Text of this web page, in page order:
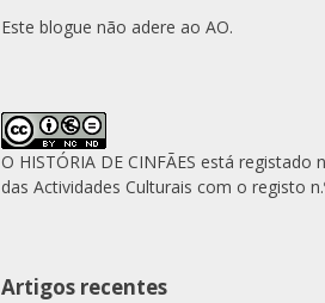
Este blogue não adere ao AO.
O HISTÓRIA DE CINFÃES está registado
das Actividades Culturais com o registo
Artigos recentes